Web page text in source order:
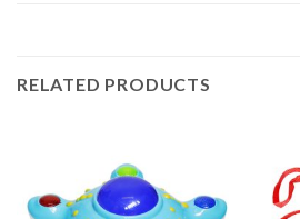
RELATED PRODUCTS